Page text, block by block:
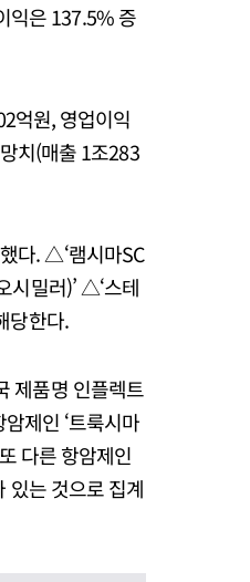
익은 137.5% 증
억원, 영업이익
치(매출 1조283
다. △‘램시마SC
시밀러)’ △‘스테
당한다.
제품명 인플렉트
제인 ‘트룩시마
다른 항암제인
있는 것으로 집계